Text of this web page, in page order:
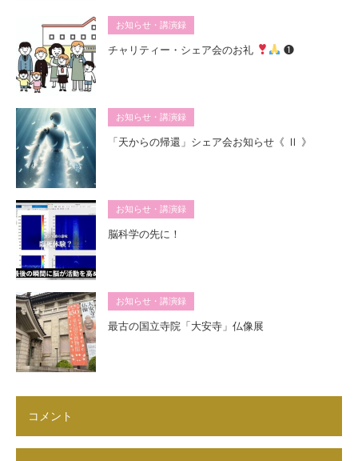
お知らせ・講演録
チャリティー・シェア会のお礼 ❶
お知らせ・講演録
「天からの帰還」シェア会お知らせ《 Ⅱ 》
お知らせ・講演録
脳科学の先に！
お知らせ・講演録
最古の国立寺院「大安寺」仏像展
コメント